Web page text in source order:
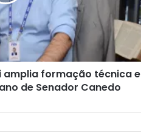
amplia formação técnica e
de Senador Canedo